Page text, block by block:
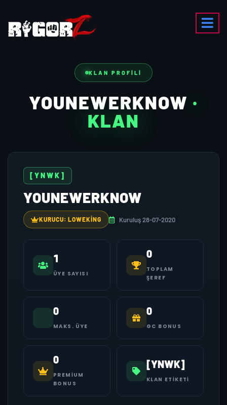
KLAN PROFILI
YOUNEWERKNOW ·
KLAN
[YNWK]
YOUNEWERKNOW
KURUCU: LOWEKING Kuruluş 28-07-2020
1
ÜYE SAYISI
0
TOPLAM
ŞEREF
0
MAKS. ÜYE
0
GC BONUS
0
PREMIUM
BONUS
[YNWK]
KLAN ETIKETI